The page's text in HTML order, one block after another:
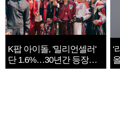
K팝 아이돌, '밀리언셀러'
단 1.6%…30년간 등장
1182개팀 전수조사
‘